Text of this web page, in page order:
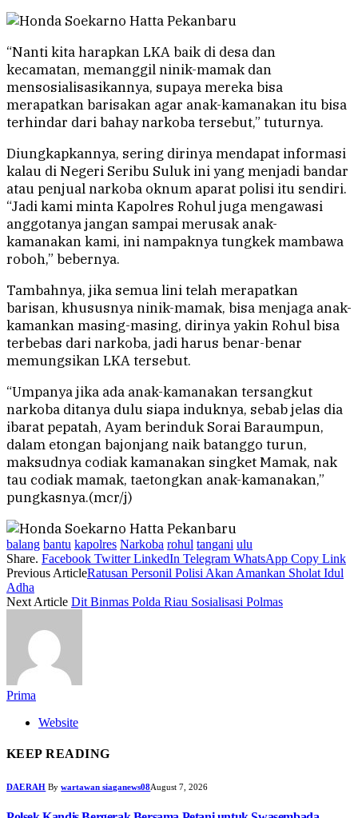
“Nanti kita harapkan LKA baik di desa dan
kecamatan, memanggil ninik-mamak dan
mensosialisasikannya, supaya mereka bisa
merapatkan barisakan agar anak-kamanakan itu bisa
terhindar dari bahay narkoba tersebut,” tuturnya.
Diungkapkannya, sering dirinya mendapat informasi
kalau di Negeri Seribu Suluk ini yang menjadi bandar
atau penjual narkoba oknum aparat polisi itu sendiri.
“Jadi kami minta Kapolres Rohul juga mengawasi
anggotanya jangan sampai merusak anak-
kamanakan kami, ini nampaknya tungkek mambawa
roboh,” bebernya.
Tambahnya, jika semua lini telah merapatkan
barisan, khususnya ninik-mamak, bisa menjaga anak-
kamankan masing-masing, dirinya yakin Rohul bisa
terbebas dari narkoba, jadi harus benar-benar
memungsikan LKA tersebut.
“Umpanya jika ada anak-kamanakan tersangkut
narkoba ditanya dulu siapa induknya, sebab jelas dia
ibarat pepatah, Ayam berinduk Sorai Baraumpun,
dalam etongan bajonjang naik batanggo turun,
maksudnya codiak kamanakan singket Mamak, nak
tau codiak mamak, taetongkan anak-kamanakan,”
pungkasnya.(mcr/j)
balang bantu kapolres Narkoba rohul tangani ulu
Share. Facebook Twitter LinkedIn Telegram WhatsApp Copy Link
Previous ArticleRatusan Personil Polisi Akan Amankan Sholat Idul
Adha
Next Article Dit Binmas Polda Riau Sosialisasi Polmas
Prima
Website
KEEP READING
DAERAH By wartawan siaganews08August 7, 2026